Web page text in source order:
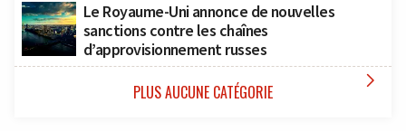
Le Royaume-Uni annonce de nouvelles
sanctions contre les chaînes
d’approvisionnement russes
PLUS AUCUNE CATÉGORIE 